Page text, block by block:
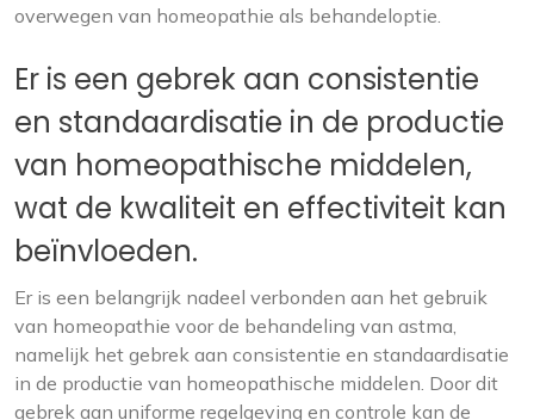
overwegen van homeopathie als behandeloptie.
Er is een gebrek aan consistentie
en standaardisatie in de productie
van homeopathische middelen,
wat de kwaliteit en effectiviteit kan
beïnvloeden.
Er is een belangrijk nadeel verbonden aan het gebruik
van homeopathie voor de behandeling van astma,
namelijk het gebrek aan consistentie en standaardisatie
in de productie van homeopathische middelen. Door dit
gebrek aan uniforme regelgeving en controle kan de